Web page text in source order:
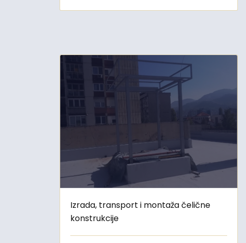
Izrada, transport i montaža čelične
konstrukcije